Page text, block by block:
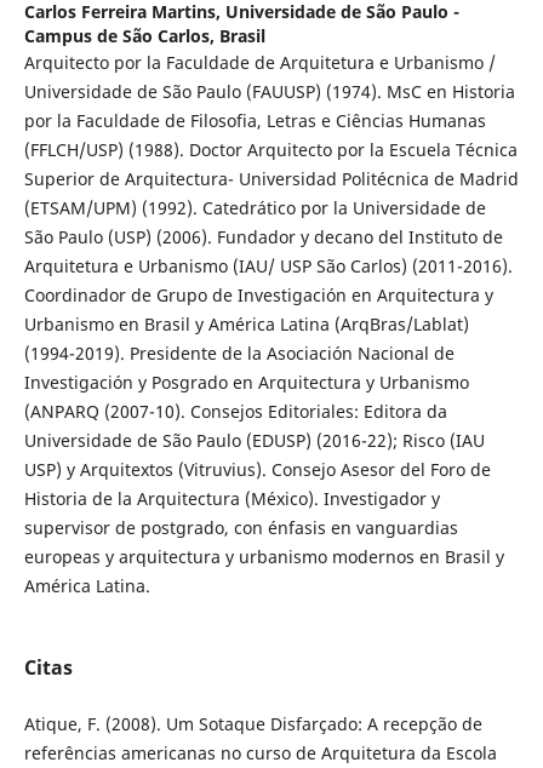
Carlos Ferreira Martins, Universidade de São Paulo -
Campus de São Carlos, Brasil
Arquitecto por la Faculdade de Arquitetura e Urbanismo /
Universidade de São Paulo (FAUUSP) (1974). MsC en Historia
por la Faculdade de Filosofia, Letras e Ciências Humanas
(FFLCH/USP) (1988). Doctor Arquitecto por la Escuela Técnica
Superior de Arquitectura- Universidad Politécnica de Madrid
(ETSAM/UPM) (1992). Catedrático por la Universidade de
São Paulo (USP) (2006). Fundador y decano del Instituto de
Arquitetura e Urbanismo (IAU/ USP São Carlos) (2011-2016).
Coordinador de Grupo de Investigación en Arquitectura y
Urbanismo en Brasil y América Latina (ArqBras/Lablat)
(1994-2019). Presidente de la Asociación Nacional de
Investigación y Posgrado en Arquitectura y Urbanismo
(ANPARQ (2007-10). Consejos Editoriales: Editora da
Universidade de São Paulo (EDUSP) (2016-22); Risco (IAU
USP) y Arquitextos (Vitruvius). Consejo Asesor del Foro de
Historia de la Arquitectura (México). Investigador y
supervisor de postgrado, con énfasis en vanguardias
europeas y arquitectura y urbanismo modernos en Brasil y
América Latina.
Citas
Atique, F. (2008). Um Sotaque Disfarçado: A recepção de
referências americanas no curso de Arquitetura da Escola